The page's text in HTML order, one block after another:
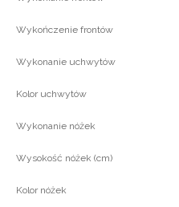
Wykończenie frontów
Wykonanie uchwytów
Kolor uchwytów
Wykonanie nóżek
Wysokość nóżek (cm)
Kolor nóżek